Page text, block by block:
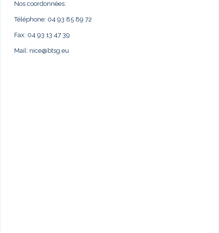
Nos coordonnées:
Téléphone: 04 93 85 89 72
Fax: 04 93 13 47 39
Mail: nice@btsg.eu